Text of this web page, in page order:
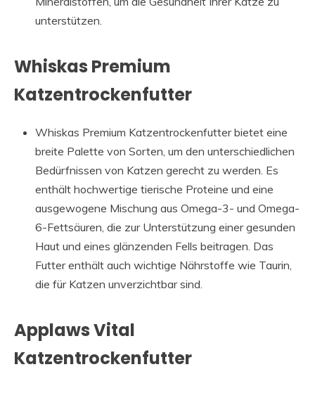
unterstützen.
Whiskas Premium
Katzentrockenfutter
Whiskas Premium Katzentrockenfutter bietet eine
breite Palette von Sorten, um den unterschiedlichen
Bedürfnissen von Katzen gerecht zu werden. Es
enthält hochwertige tierische Proteine und eine
ausgewogene Mischung aus Omega-3- und Omega-
6-Fettsäuren, die zur Unterstützung einer gesunden
Haut und eines glänzenden Fells beitragen. Das
Futter enthält auch wichtige Nährstoffe wie Taurin,
die für Katzen unverzichtbar sind.
Applaws Vital
Katzentrockenfutter